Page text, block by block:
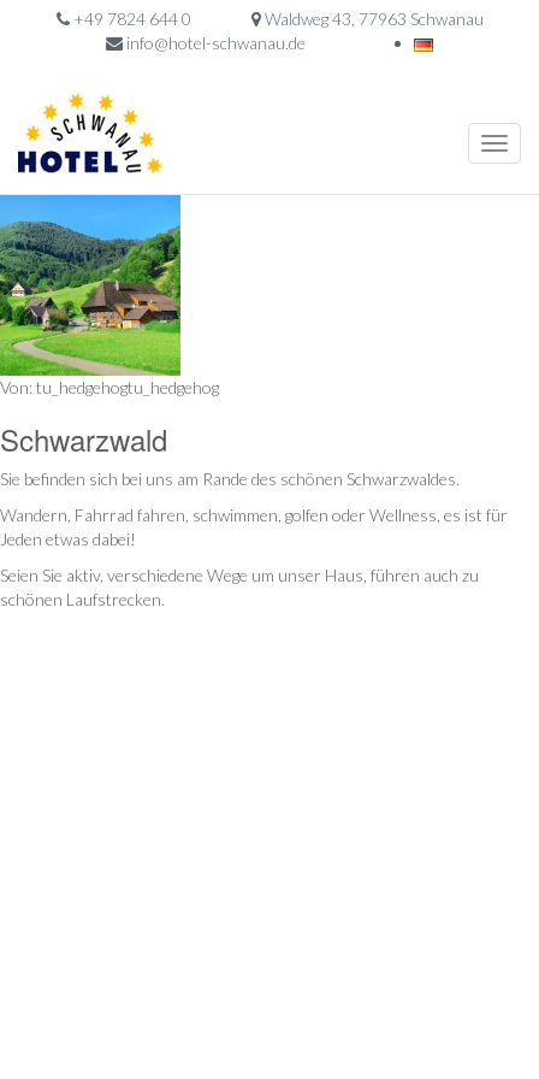
+49 7824 644 0
Waldweg 43, 77963 Schwanau
info@hotel-schwanau.de
Toggle
Von: tu_hedgehogtu_hedgehog
Schwarzwald
Sie befinden sich bei uns am Rande des schönen Schwarzwaldes.
Wandern, Fahrrad fahren, schwimmen, golfen oder Wellness, es ist für
Jeden etwas dabei!
Seien Sie aktiv, verschiedene Wege um unser Haus, führen auch zu
schönen Laufstrecken.